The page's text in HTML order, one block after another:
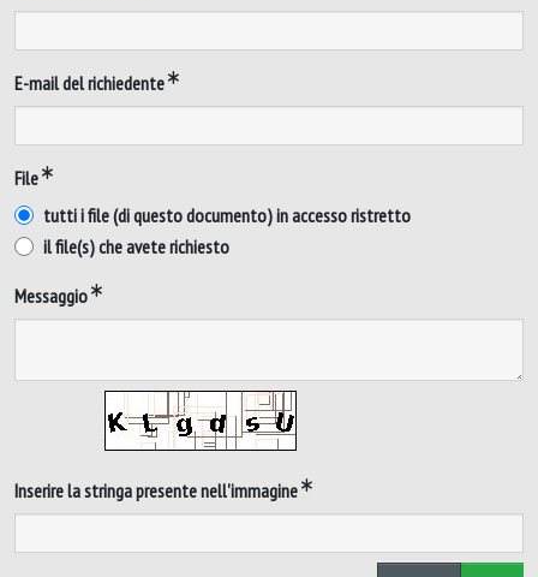
E-mail del richiedente
File
tutti i file (di questo documento) in accesso ristretto
il file(s) che avete richiesto
Messaggio
Inserire la stringa presente nell'immagine